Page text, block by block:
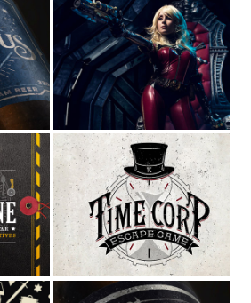
MAGO
etgraphiste pluridisciplinaire
de l'imaginaire depuis plus de
de fictions sonores et séries
les groupesMAGOYOND&Le
Naheulband.